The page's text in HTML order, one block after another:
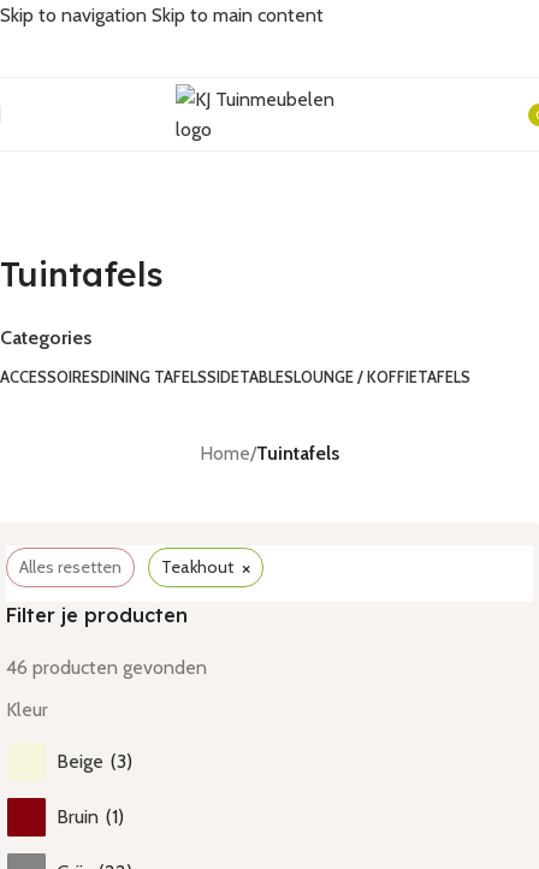
Skip to navigation Skip to main content
Tuintafels
Categories
ACCESSOIRESDINING TAFELSSIDETABLESLOUNGE / KOFFIETAFELS
Home/Tuintafels
Alles resetten Teakhout ×
Filter je producten
46 producten gevonden
Kleur
Beige (3)
Bruin (1)